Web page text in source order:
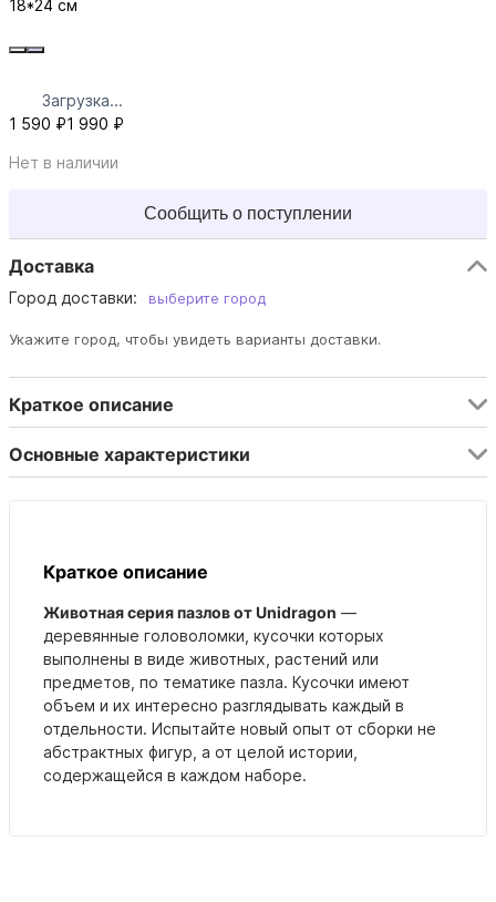
18*24 см
Загрузка...
1 590 ₽1 990 ₽
Нет в наличии
Сообщить о поступлении
Доставка
Город доставки: выберите город
Укажите город, чтобы увидеть варианты доставки.
Краткое описание
Основные характеристики
Краткое описание
Животная серия пазлов от Unidragon —
деревянные головоломки, кусочки которых
выполнены в виде животных, растений или
предметов, по тематике пазла. Кусочки имеют
объем и их интересно разглядывать каждый в
отдельности. Испытайте новый опыт от сборки не
абстрактных фигур, а от целой истории,
содержащейся в каждом наборе.